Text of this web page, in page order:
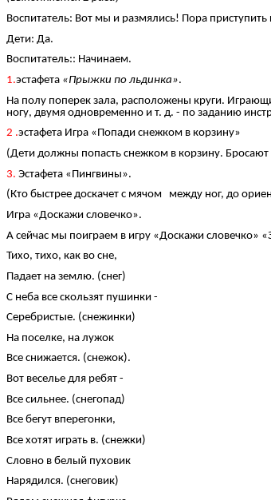
Воспитатель: Вот мы и размялись! Пора
Дети: Да.
Воспитатель:: Начинаем.
1.эстафета «Прыжки по льдинка».
На полу поперек зала, расположены круги.
ногу, двумя одновременно и т. д. - по заданию
2 .эстафета Игра «Попади снежком в корзину»
(Дети должны попасть снежком в корзину.
3. Эстафета «Пингвины».
(Кто быстрее доскачет с мячом между ног, до
Игра «Доскажи словечко».
А сейчас мы поиграем в игру «Доскажи словечко»
Тихо, тихо, как во сне,
Падает на землю. (снег)
С неба все скользят пушинки -
Серебристые. (снежинки)
На поселке, на лужок
Все снижается. (снежок).
Вот веселье для ребят -
Все сильнее. (снегопад)
Все бегут вперегонки,
Все хотят играть в. (снежки)
Словно в белый пуховик
Нарядился. (снеговик)